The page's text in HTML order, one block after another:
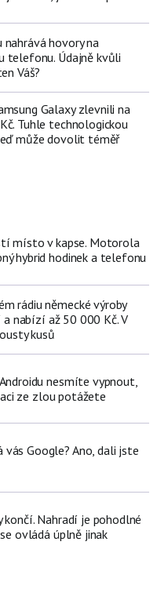
nahrává hovory na
telefonu. Údajně kvůli
Váš?
Galaxy zlevnili na
Tuhle technologickou
může dovolit téměř
místo v kapse. Motorola
hybrid hodinek a telefonu
rádiu německé výroby
nabízí až 50 000 Kč. V
kusů
nesmíte vypnout,
ze zlou potážete
vás Google? Ano, dali jste
končí. Nahradí je pohodlné
ovládá úplně jinak